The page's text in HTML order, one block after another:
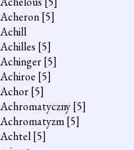
Acheron[5]
Achill
Achilles [5]
Achinger[5]
Achiroe [5]
Achor[5]
Achromatyczny[5]
Achromatyzm[5]
Achtel[5]